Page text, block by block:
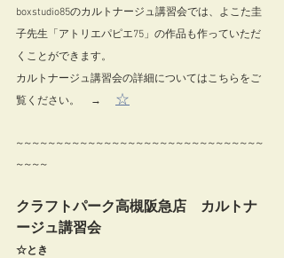
boxstudio85のカルトナージュ講習会では、よこた圭
子先生「アトリエパピエ75」の作品も作っていただ
くことができます。
カルトナージュ講習会の詳細についてはこちらをご
覧ください。　→
☆
~~~~~~~~~~~~~~~~~~~~~~~~~~~~~~~
~~~~
クラフトパーク高槻阪急店　カルトナ
ージュ講習会
☆とき